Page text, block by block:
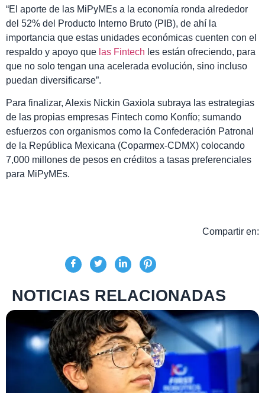
“El aporte de las MiPyMEs a la economía ronda alrededor
del 52% del Producto Interno Bruto (PIB), de ahí la
importancia que estas unidades económicas cuenten con el
respaldo y apoyo que las Fintech les están ofreciendo, para
que no solo tengan una acelerada evolución, sino incluso
puedan diversificarse”.
Para finalizar, Alexis Nickin Gaxiola subraya las estrategias
de las propias empresas Fintech como Konfío; sumando
esfuerzos con organismos como la Confederación Patronal
de la República Mexicana (Coparmex-CDMX) colocando
7,000 millones de pesos en créditos a tasas preferenciales
para MiPyMEs.
Compartir en:
NOTICIAS RELACIONADAS